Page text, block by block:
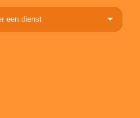
een dienst